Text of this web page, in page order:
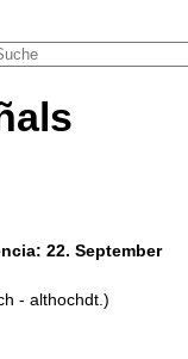
22. September
- althochdt.)